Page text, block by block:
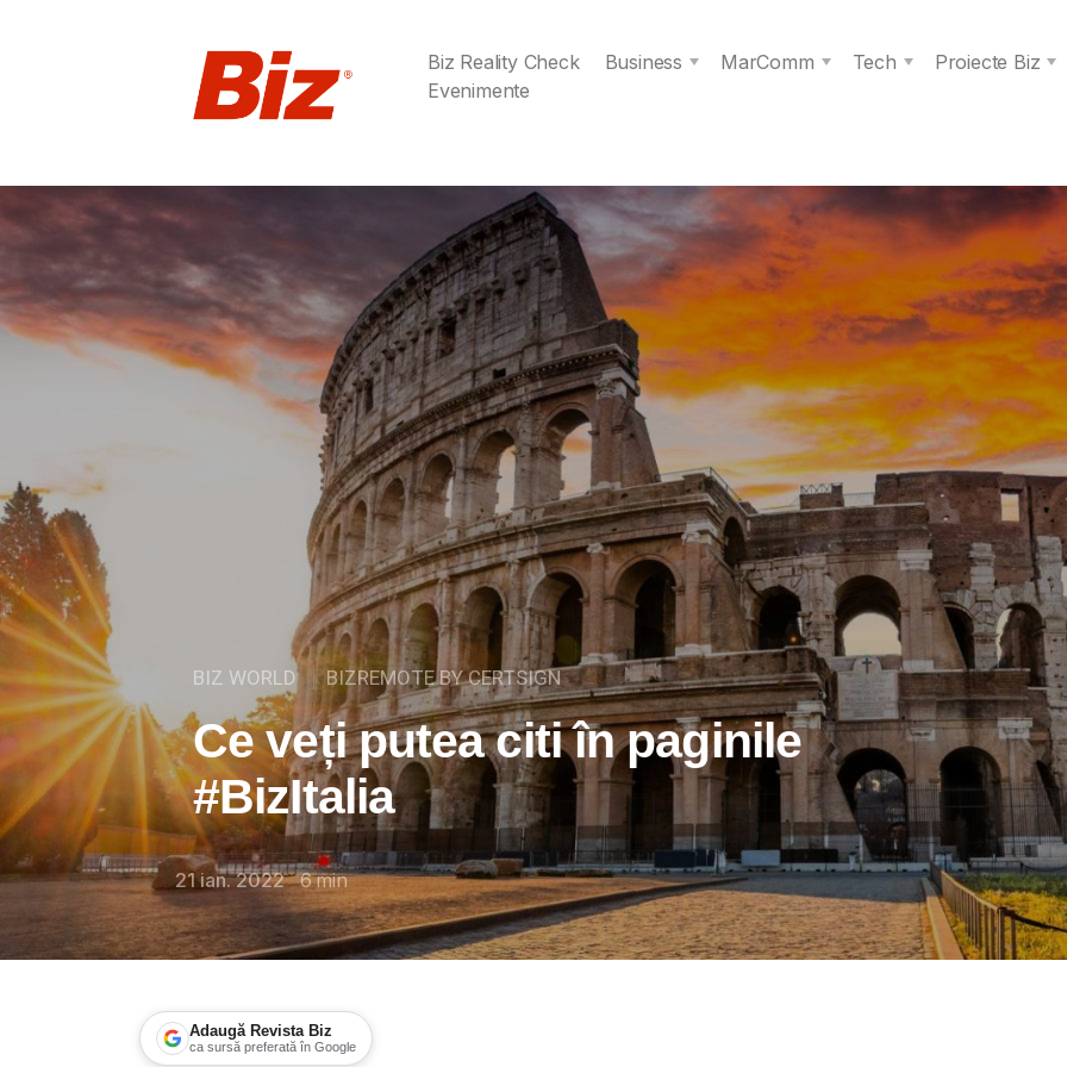
Biz Reality Check Business MarComm Tech
Proiecte Biz
Evenimente
BIZ WORLD BIZREMOTE BY CERTSIGN
Ce veți putea citi în paginile
#BizItalia
21 ian. 2022 6min
Adaugă Revista Biz
ca sursă preferată în Google